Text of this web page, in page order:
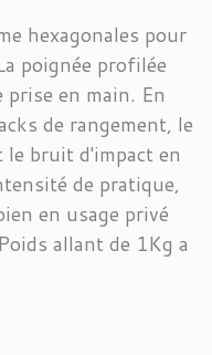
hexagonales pour
poignée profilée
en main. En
de rangement, le
bruit d'impact en
de pratique,
en usage privé
allant de 1Kg a